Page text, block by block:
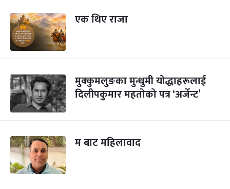
एक थिए राजा
मुक्कुमलुङका मुन्धुमी योद्धाहरूलाई
दिलीपकुमार महतोको पत्र ‘अर्जेन्ट’
म बाट महिलावाद